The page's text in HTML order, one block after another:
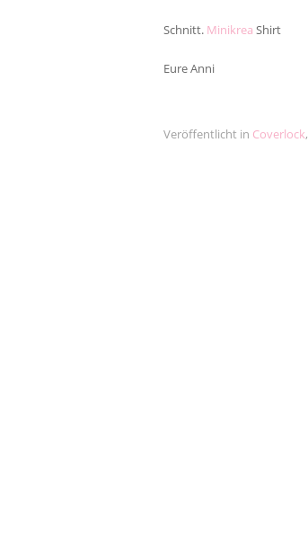
Schnitt. Minikrea Shirt
Eure Anni
Veröffentlicht in Coverlock,